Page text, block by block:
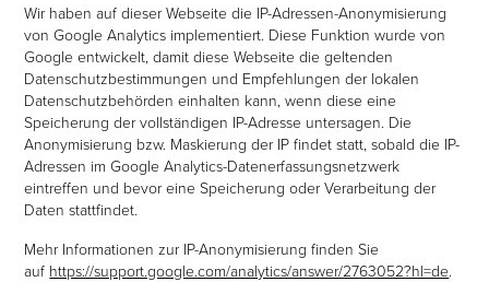
Wir haben auf dieser Webseite die IP-Adressen-Anonymisierung
von Google Analytics implementiert. Diese Funktion wurde von
Google entwickelt, damit diese Webseite die geltenden
Datenschutzbestimmungen und Empfehlungen der lokalen
Datenschutzbehörden einhalten kann, wenn diese eine
Speicherung der vollständigen IP-Adresse untersagen. Die
Anonymisierung bzw. Maskierung der IP findet statt, sobald die IP-
Adressen im Google Analytics-Datenerfassungsnetzwerk
eintreffen und bevor eine Speicherung oder Verarbeitung der
Daten stattfindet.
Mehr Informationen zur IP-Anonymisierung finden Sie
auf https://support.google.com/analytics/answer/2763052?hl=de.